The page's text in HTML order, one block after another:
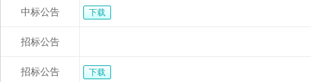
中标公告 下载
招标公告
招标公告 下载